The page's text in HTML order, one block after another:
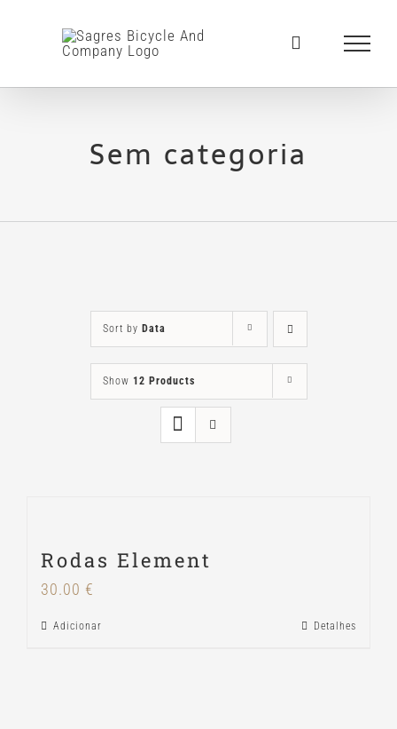
Sem categoria
Sort by Data
Show 12 Products
Rodas Element
30.00 €
Adicionar Detalhes